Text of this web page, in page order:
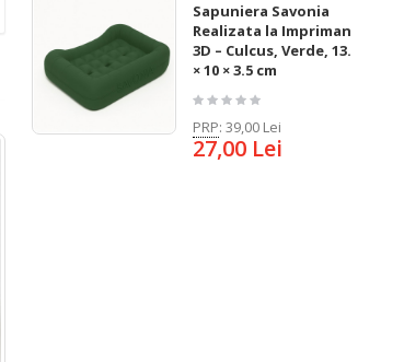
Sapuniera Savonia
Realizata la Imprimanta
3D – Culcus, Verde, 13.5
× 10 × 3.5 cm
PRP: 39,00 Lei
27,00 Lei